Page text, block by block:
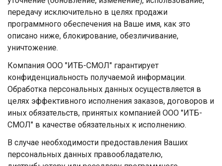
передачу исключительно в целях продажи
программного обеспечения на Ваше имя, как это
описано ниже, блокирование, обезличивание,
уничтожение.
Компания ООО "ИТБ-СМОЛ" гарантирует
конфиденциальность получаемой информации.
Обработка персональных данных осуществляется в
целях эффективного исполнения заказов, договоров и
иных обязательств, принятых компанией ООО "ИТБ-
СМОЛ" в качестве обязательных к исполнению.
В случае необходимости предоставления Ваших
персональных данных правообладателю,